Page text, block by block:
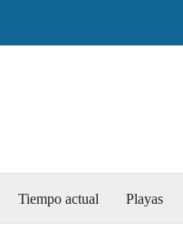
Tiempo actual Playas